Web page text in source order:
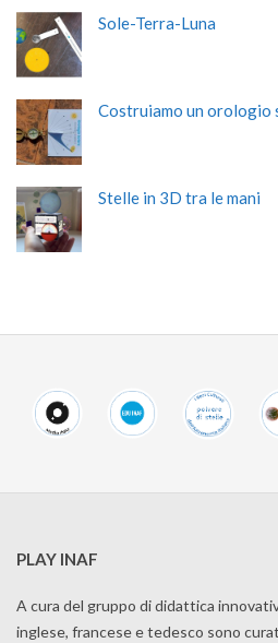
Sole-Terra-Luna
Costruiamo un orologio
Stelle in 3D tra le mani
PLAY INAF
A cura del gruppo di didattica
inglese, francese e tedesco sono